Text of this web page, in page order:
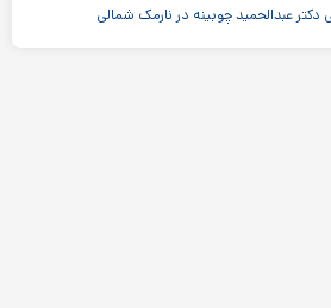
عبدالحمید چوبینه در نارمک شمالی